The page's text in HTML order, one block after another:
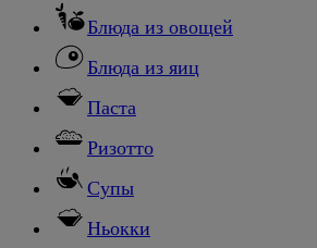
Блюда из овощей
Блюда из яиц
Паста
Ризотто
Супы
Ньокки